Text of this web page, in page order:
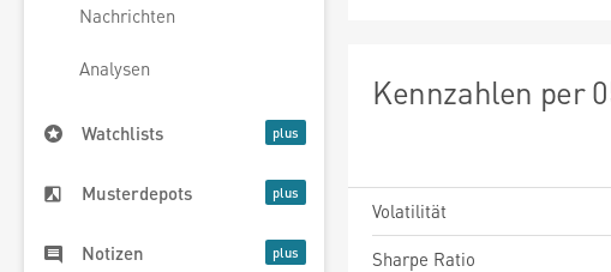
Nachrichten
Analysen
Watchlists
Musterdepots
Notizen
Kennzahlen per
Volatilität
Sharpe Ratio